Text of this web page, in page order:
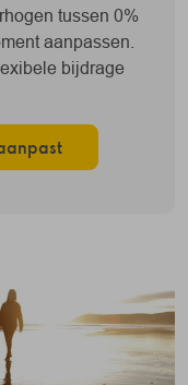
tussen 0%
aanpassen.
bijdrage